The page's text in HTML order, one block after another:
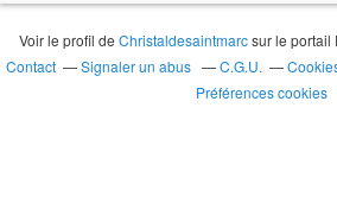
Voir le profil deChristaldesaintmarcsur le portail
Contact
Signaler un abus C.G.U.
Préférences cookies